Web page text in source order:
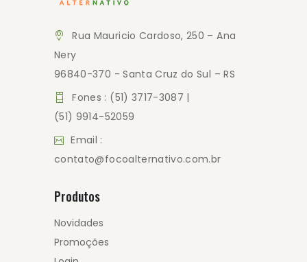
Rua Mauricio Cardoso, 250 – Ana
Nery
96840-370 - Santa Cruz do Sul – RS
Fones : (51) 3717-3087 |
(51) 9914-52059
Email :
contato@focoalternativo.com.br
Produtos
Novidades
Promoções